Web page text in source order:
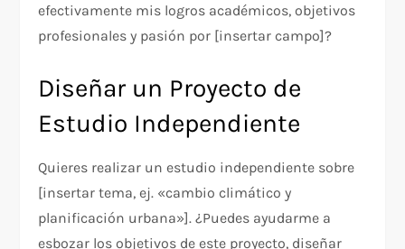
efectivamente mis logros académicos, objetivos
profesionales y pasión por [insertar campo]?
Diseñar un Proyecto de
Estudio Independiente
Quieres realizar un estudio independiente sobre
[insertar tema, ej. «cambio climático y
planificación urbana»]. ¿Puedes ayudarme a
esbozar los objetivos de este proyecto, diseñar